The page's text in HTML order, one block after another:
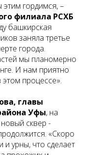
гордимся, –
филиала РСХБ
башкирская
заняла третье
города.
мы планомерно
И нам приятно
процессе».
главы
Уфы, на
сквер -
«Скоро
и урны, что сделает